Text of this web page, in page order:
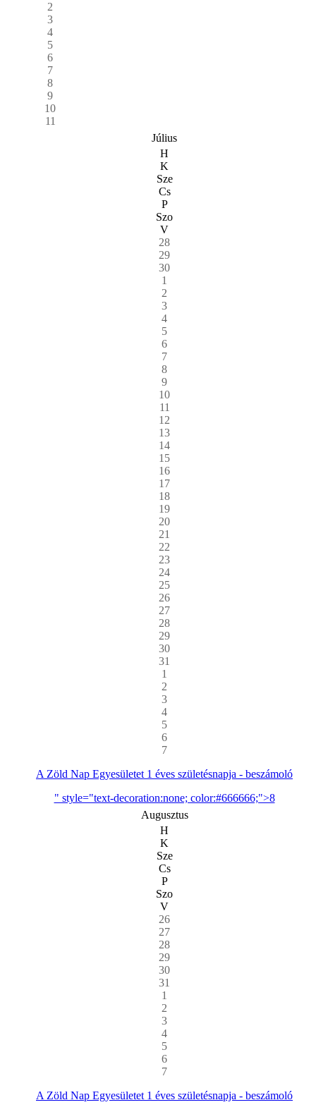
2
3
4
5
6
7
8
9
10
11
Július
H
K
Sze
Cs
P
Szo
V
28
29
30
1
2
3
4
5
6
7
8
9
10
11
12
13
14
15
16
17
18
19
20
21
22
23
24
25
26
27
28
29
30
31
1
2
3
4
5
6
7
A Zöld Nap Egyesületet 1 éves születésnapja - beszámoló
" style="text-decoration:none; color:#666666;">8
Augusztus
H
K
Sze
Cs
P
Szo
V
26
27
28
29
30
31
1
2
3
4
5
6
7
A Zöld Nap Egyesületet 1 éves születésnapja - beszámoló